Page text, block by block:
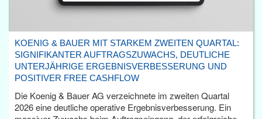
KOENIG & BAUER MIT STARKEM ZWEITEN QUARTAL:
SIGNIFIKANTER AUFTRAGSZUWACHS, DEUTLICHE
UNTERJÄHRIGE ERGEBNISVERBESSERUNG UND
POSITIVER FREE CASHFLOW
Die Koenig & Bauer AG verzeichnete im zweiten Quartal
2026 eine deutliche operative Ergebnisverbesserung. Ein